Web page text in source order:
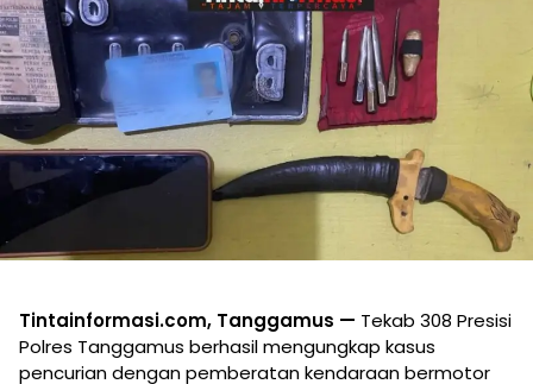
Tintainformasi.com, Tanggamus — Tekab 308 Presisi
Polres Tanggamus berhasil mengungkap kasus
pencurian dengan pemberatan kendaraan bermotor